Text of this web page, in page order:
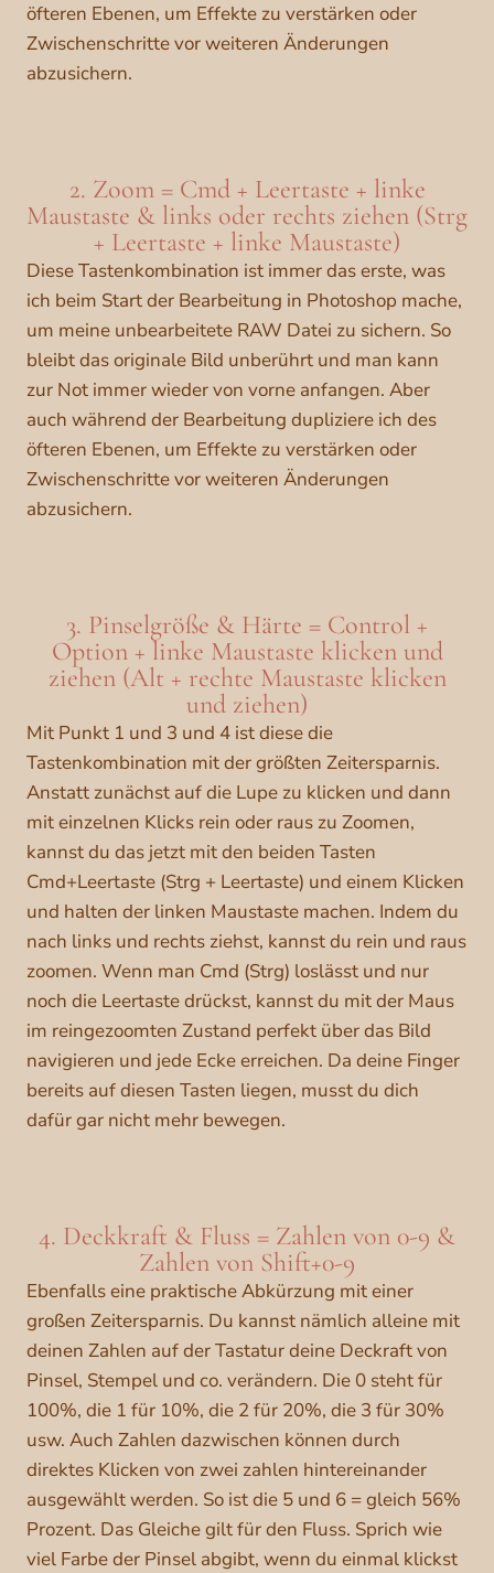
öfteren Ebenen, um Effekte zu verstärken oder
Zwischenschritte vor weiteren Änderungen
abzusichern.
2. Zoom = Cmd + Leertaste + linke
Maustaste & links oder rechts ziehen (Strg
+ Leertaste + linke Maustaste)
Diese Tastenkombination ist immer das erste, was
ich beim Start der Bearbeitung in Photoshop mache,
um meine unbearbeitete RAW Datei zu sichern. So
bleibt das originale Bild unberührt und man kann
zur Not immer wieder von vorne anfangen. Aber
auch während der Bearbeitung dupliziere ich des
öfteren Ebenen, um Effekte zu verstärken oder
Zwischenschritte vor weiteren Änderungen
abzusichern.
3. Pinselgröße & Härte = Control +
Option + linke Maustaste klicken und
ziehen (Alt + rechte Maustaste klicken
und ziehen)
Mit Punkt 1 und 3 und 4 ist diese die
Tastenkombination mit der größten Zeitersparnis.
Anstatt zunächst auf die Lupe zu klicken und dann
mit einzelnen Klicks rein oder raus zu Zoomen,
kannst du das jetzt mit den beiden Tasten
Cmd+Leertaste (Strg + Leertaste) und einem Klicken
und halten der linken Maustaste machen. Indem du
nach links und rechts ziehst, kannst du rein und raus
zoomen. Wenn man Cmd (Strg) loslässt und nur
noch die Leertaste drückst, kannst du mit der Maus
im reingezoomten Zustand perfekt über das Bild
navigieren und jede Ecke erreichen. Da deine Finger
bereits auf diesen Tasten liegen, musst du dich
dafür gar nicht mehr bewegen.
4. Deckkraft & Fluss = Zahlen von 0-9 &
Zahlen von Shift+0-9
Ebenfalls eine praktische Abkürzung mit einer
großen Zeitersparnis. Du kannst nämlich alleine mit
deinen Zahlen auf der Tastatur deine Deckraft von
Pinsel, Stempel und co. verändern. Die 0 steht für
100%, die 1 für 10%, die 2 für 20%, die 3 für 30%
usw. Auch Zahlen dazwischen können durch
direktes Klicken von zwei zahlen hintereinander
ausgewählt werden. So ist die 5 und 6 = gleich 56%
Prozent. Das Gleiche gilt für den Fluss. Sprich wie
viel Farbe der Pinsel abgibt, wenn du einmal klickst